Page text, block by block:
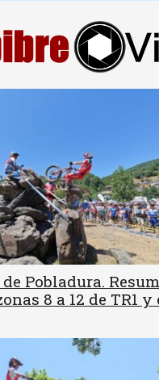
Pobladura.
8 a 12 de TR1